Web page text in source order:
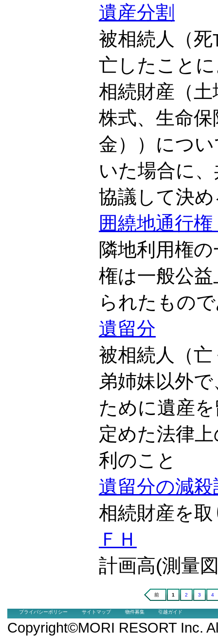
遺産分割
被相続人（
亡したこと
相続財産（
株式、生命
金））につ
いた場合に
協議して決
囲繞地通行
隣地利用権
権は一般公
られたもの
遺留分
被相続人（
弟姉妹以外
ために遺産
定めた法律
利のこと
遺留分の減
相続財産を
ＦＨ
計画高(測量
前 1 2 3 4
プライバシーポリシー サイトマップ 物件募集 引越ガイド
Copyright©MORI RESORT Inc.